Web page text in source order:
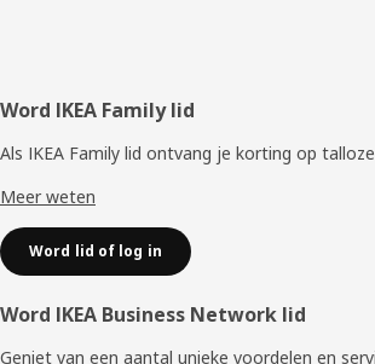
Voettekst
Word IKEA Family lid
Als IKEA Family lid ontvang je korting op
Meer weten
Word lid of log in
Word IKEA Business Network lid
Geniet van een aantal unieke voordelen en